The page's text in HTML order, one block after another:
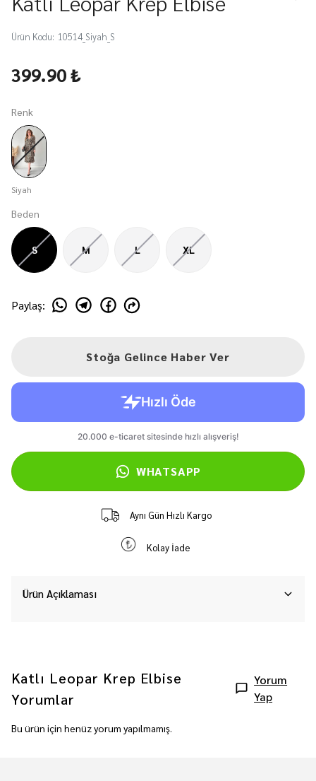
Ürün Kodu: 10514_Siyah_S
399.90 ₺
Renk
Siyah
Beden
S M L XL
Paylaş:
Stoğa Gelince Haber Ver
WHATSAPP
Aynı Gün Hızlı Kargo
Kolay İade
Ürün Açıklaması
Katlı Leopar Krep Elbise
Yorumlar
Yorum
Yap
Bu ürün için henüz yorum yapılmamış.